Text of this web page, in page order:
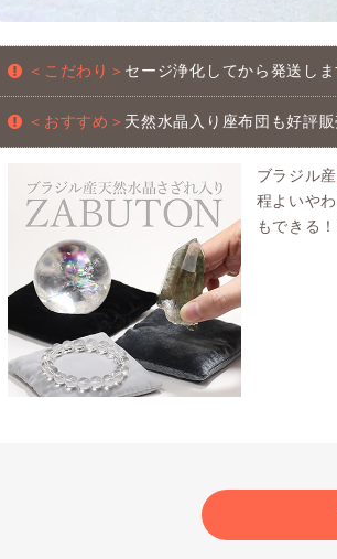
＜こだわり＞ セージ浄化してから発送しま
＜おすすめ＞ 天然水晶入り座布団も好評販
ブラジル産
程よいや
もできる！